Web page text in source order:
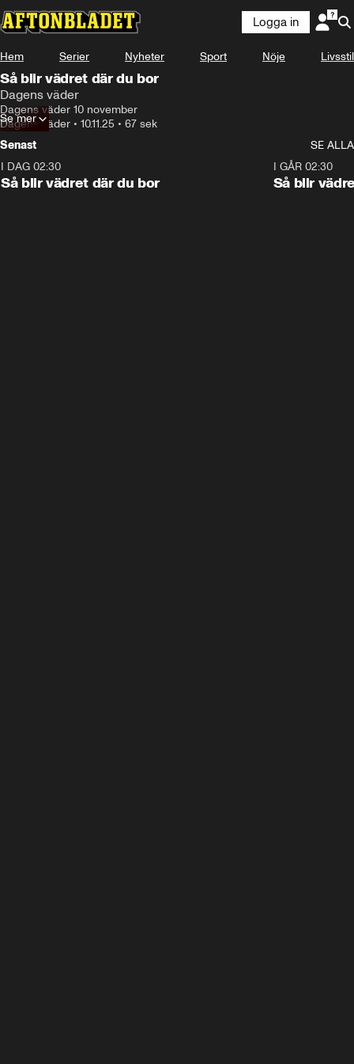
Logga in
Hem Serier Nyheter Sport Nöje Livsstil
Så blir vädret där du bor
Dagens väder
Dagens väder 10 november
Dagens väder • 10.11.25 • 67 sek
Se mer
Senast
SE ALLA
I DAG 02:30
Så blir vädret där du bor
I GÅR 02:30
Så blir